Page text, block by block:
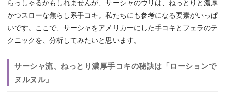
らっしゃるかもしれませんが、サーシャのウリは、ねっとりと濃厚
かつスローな焦らし系手コキ。私たちにも参考になる要素がいっぱ
いです。ここで、サーシャをアメリカ一にした手コキとフェラのテ
クニックを、分析してみたいと思います。
サーシャ流、ねっとり濃厚手コキの秘訣は「ローションで
ヌルヌル」